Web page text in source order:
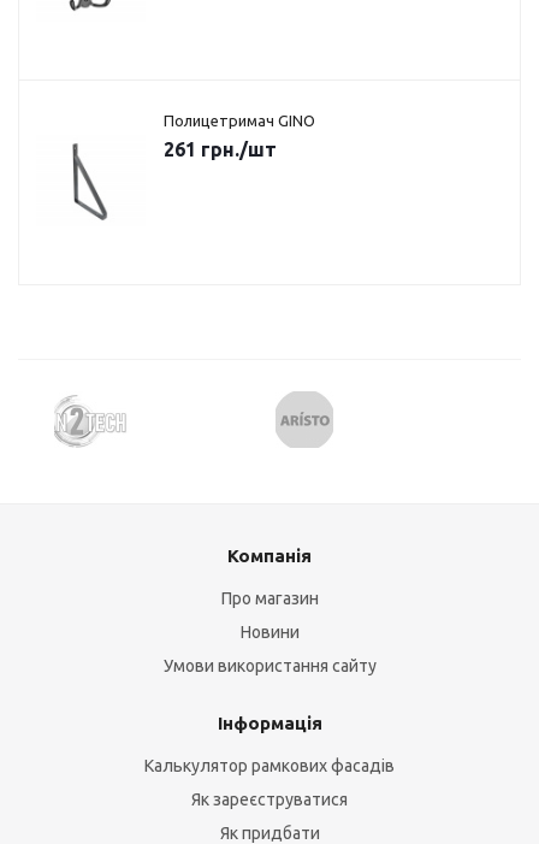
Полицетримач GINO
261 грн./шт
Компанія
Про магазин
Новини
Умови використання сайту
Інформація
Калькулятор рамкових фасадів
Як зареєструватися
Як придбати